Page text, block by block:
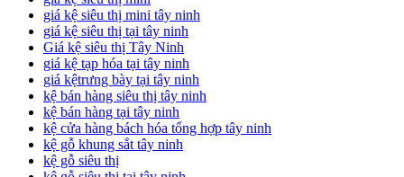
giá kệ siêu thị mini tây ninh
giá kệ siêu thị tại tây ninh
Giá kệ siêu thị Tây Ninh
giá kệ tạp hóa tại tây ninh
giá kệtrưng bày tại tây ninh
kệ bán hàng siêu thị tây ninh
kệ bán hàng tại tây ninh
kệ cửa hàng bách hóa tổng hợp tây ninh
kệ gỗ khung sắt tây ninh
kệ gỗ siêu thị